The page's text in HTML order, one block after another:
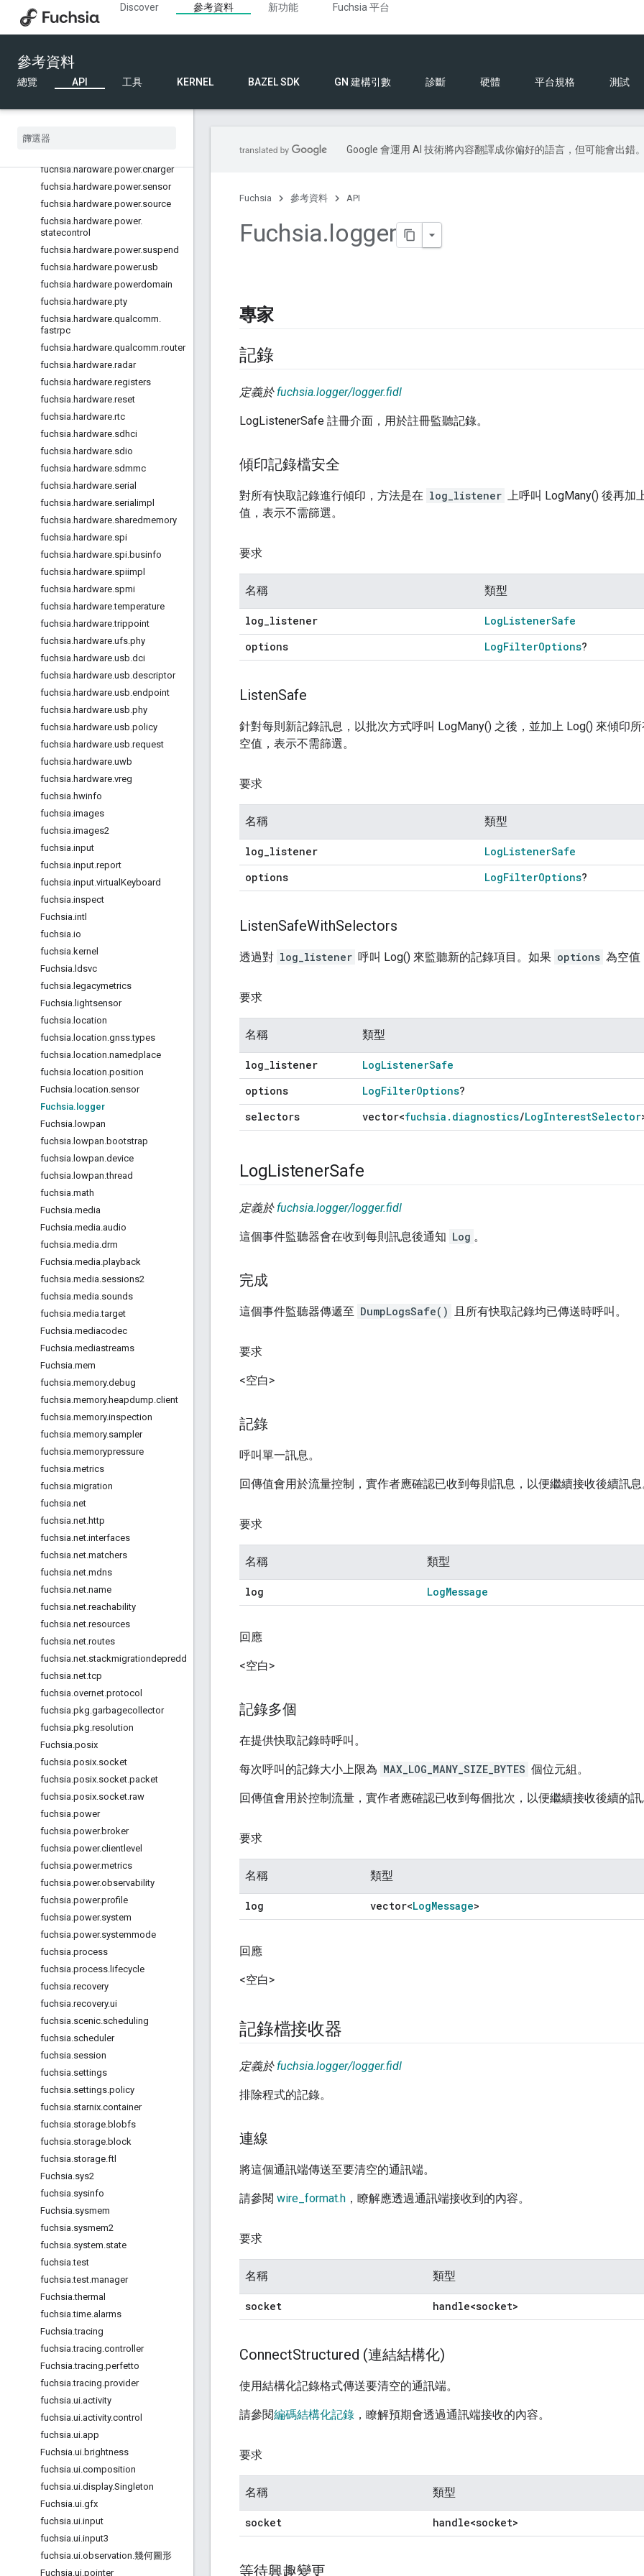
Discover 參考資料 新功能 Fuchsia 平台
參考資料
總覽 API 工具 KERNEL BAZEL SDK GN 建構引數 診斷 硬體 平台規格 測試
fuchsia.hardware.network.driver
fuchsia.hardware.pin
fuchsia.hardware.pinimpl
fuchsia
fuchsia.hardware.power.charger
fuchsia.hardware.power.sensor
fuchsia.hardware.power.source
fuchsia.hardware.power.
statecontrol
fuchsia.hardware.power.suspend
fuchsia.hardware.power.usb
fuchsia.hardware.powerdomain
fuchsia.hardware.pty
fuchsia.hardware.qualcomm.
fastrpc
fuchsia.hardware.qualcomm.router
fuchsia.hardware.radar
fuchsia.hardware.registers
fuchsia.hardware.reset
fuchsia.hardware.rtc
fuchsia.hardware.sdhci
fuchsia.hardware.sdio
fuchsia.hardware.sdmmc
fuchsia.hardware.serial
fuchsia.hardware.serialimpl
fuchsia.hardware.sharedmemory
fuchsia.hardware.spi
fuchsia.hardware.spi.businfo
fuchsia.hardware.spiimpl
fuchsia.hardware.spmi
fuchsia.hardware.temperature
fuchsia.hardware.trippoint
fuchsia.hardware.ufs.phy
fuchsia.hardware.usb.dci
fuchsia.hardware.usb.descriptor
fuchsia.hardware.usb.endpoint
fuchsia.hardware.usb.phy
fuchsia.hardware.usb.policy
fuchsia.hardware.usb.request
fuchsia.hardware.uwb
fuchsia.hardware.vreg
fuchsia.hwinfo
fuchsia.images
fuchsia.images2
fuchsia.input
fuchsia.input.report
fuchsia.input.virtual Keyboard
fuchsia.inspect
Fuchsia.intl
fuchsia.io
fuchsia.kernel
Fuchsia. ldsvc
fuchsia. legacymetrics
Fuchsia. lightsensor
fuchsia. location
fuchsia. location.gnss.types
fuchsia. location.namedplace
fuchsia. location.position
Fuchsia. location.sensor
Fuchsia. logger
Fuchsia. lowpan
fuchsia. lowpan.bootstrap
fuchsia. lowpan.device
fuchsia. lowpan.thread
fuchsia.math
Fuchsia.media
Fuchsia.media.audio
fuchsia.media.drm
Fuchsia.media.playback
fuchsia.media.sessions2
fuchsia.media.sounds
fuchsia.media.target
Fuchsia.mediacodec
Fuchsia.mediastreams
Fuchsia.mem
fuchsia.memory.debug
fuchsia.memory.heapdump.client
fuchsia.memory.inspection
fuchsia.memory.sampler
fuchsia.memorypressure
fuchsia.metrics
fuchsia.migration
fuchsia.net
fuchsia.net.http
fuchsia.net.interfaces
fuchsia.net.matchers
fuchsia.net.mdns
fuchsia.net.name
fuchsia.net.reachability
fuchsia.net.resources
fuchsia.net.routes
fuchsia.net.stackmigrationdepredd
fuchsia.net.tcp
fuchsia.overnet.protocol
fuchsia.pkg.garbagecollector
fuchsia.pkg.resolution
Fuchsia.posix
fuchsia.posix.socket
fuchsia.posix.socket.packet
fuchsia.posix.socket.raw
fuchsia.power
fuchsia.power.broker
fuchsia.power.clientlevel
fuchsia.power.metrics
fuchsia.power.observability
fuchsia.power.profile
fuchsia.power.system
fuchsia.power.systemmode
fuchsia.process
fuchsia.process. lifecycle
fuchsia.recovery
fuchsia.recovery.ui
fuchsia.scenic.scheduling
fuchsia.scheduler
fuchsia.session
fuchsia.settings
fuchsia.settings.policy
fuchsia.starnix.container
fuchsia.storage.blobfs
fuchsia.storage.block
fuchsia.storage.ftl
Fuchsia.sys2
fuchsia.sysinfo
Fuchsia.sysmem
fuchsia.sysmem2
fuchsia.system.state
fuchsia.test
fuchsia.test.manager
Fuchsia.thermal
fuchsia.time.alarms
Fuchsia.tracing
fuchsia.tracing.controller
Fuchsia.tracing.perfetto
fuchsia.tracing.provider
fuchsia.ui.activity
fuchsia.ui.activity.control
fuchsia.ui.app
Fuchsia.ui.brightness
fuchsia.ui.composition
fuchsia.ui.display.Singleton
Fuchsia.ui.gfx
fuchsia.ui.input
fuchsia.ui.input3
fuchsia.ui.observation.幾何圖形
Fuchsia.ui.pointer
Google 會運用 AI 技術將內容翻譯成你偏好的語言，但可能會出錯
Fuchsia 參考資料 API
Fuchsia.logger
專家
記錄
定義於 fuchsia.logger/logger.fidl
LogListenerSafe 註冊介面，用於註冊監聽記錄。
傾印記錄檔安全
對所有快取記錄進行傾印，方法是在 log_listener 上呼叫 LogMany() 後再加
值，表示不需篩選。
要求
名稱 類型
log_listener LogListenerSafe
options
LogFilterOptions?
ListenSafe
針對每則新記錄訊息，以批次方式呼叫 LogMany() 之後，並加上 Log() 來傾印
空值，表示不需篩選。
要求
名稱 類型
log_listener LogListenerSafe
options
LogFilterOptions?
ListenSafeWithSelectors
透過對 log_listener 呼叫 Log() 來監聽新的記錄項目。如果 options 為空值
要求
名稱 類型
log_listener LogListenerSafe
options
LogFilterOptions?
selectors
vector<fuchsia . diagnostics/LogInterestSelector
LogListenerSafe
定義於 fuchsia.logger/logger.fidl
這個事件監聽器會在收到每則訊息後通知 Log 。
完成
這個事件監聽器傳遞至 DumpLogsSafe() 且所有快取記錄均已傳送時呼叫。
要求
<空白>
記錄
呼叫單一訊息。
回傳值會用於流量控制，實作者應確認已收到每則訊息，以便繼續接收後續訊
要求
名稱 類型
log LogMessage
回應
<空白>
記錄多個
在提供快取記錄時呼叫。
每次呼叫的記錄大小上限為 MAX_LOG_MANY_SIZE_BYTES 個位元組。
回傳值會用於控制流量，實作者應確認已收到每個批次，以便繼續接收後續的
要求
名稱 類型
log vector<LogMessage>
回應
<空白>
記錄檔接收器
定義於 fuchsia.logger/logger.fidl
排除程式的記錄。
連線
將這個通訊端傳送至要清空的通訊端。
請參閱 wire_format.h ，瞭解應透過通訊端接收到的內容。
要求
名稱 類型
socket handle<socket>
ConnectStructured (連結結構化)
使用結構化記錄格式傳送要清空的通訊端。
請參閱編碼結構化記錄 ，瞭解預期會透過通訊端接收的內容。
要求
名稱 類型
socket handle<socket>
等待興趣變更